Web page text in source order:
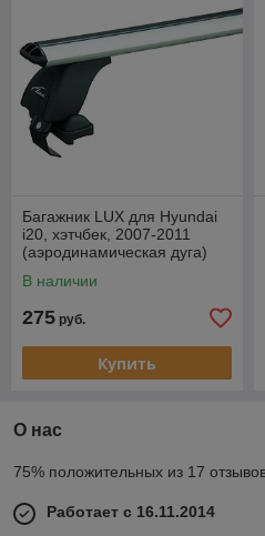
Багажник LUX для Hyundai
i20, хэтчбек, 2007-2011
(аэродинамическая дуга)
В наличии
275 руб.
Купить
О нас
75% положительных из 17
Работает с 16.11.2014